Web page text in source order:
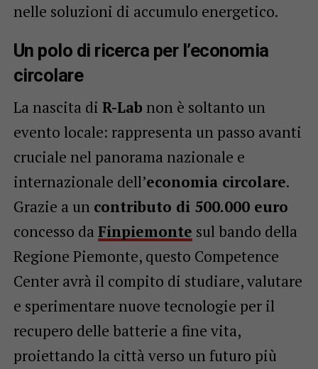
nelle soluzioni di accumulo energetico.
Un polo di ricerca per l’economia
circolare
La nascita di R-Lab non è soltanto un
evento locale: rappresenta un passo avanti
cruciale nel panorama nazionale e
internazionale dell’economia circolare.
Grazie a un contributo di 500.000 euro
concesso da Finpiemonte sul bando della
Regione Piemonte, questo Competence
Center avrà il compito di studiare, valutare
e sperimentare nuove tecnologie per il
recupero delle batterie a fine vita,
proiettando la città verso un futuro più